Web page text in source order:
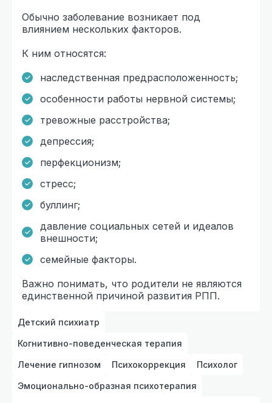
Обычно заболевание возникает под
влиянием нескольких факторов.
К ним относятся:
наследственная предрасположенность;
особенности работы нервной системы;
тревожные расстройства;
депрессия;
перфекционизм;
стресс;
буллинг;
давление социальных сетей и идеалов
внешности;
семейные факторы.
Важно понимать, что родители не являются
единственной причиной развития РПП.
Детский психиатр
Когнитивно-поведенческая терапия
Лечение гипнозом Психокоррекция Психолог
Эмоционально-образная психотерапия